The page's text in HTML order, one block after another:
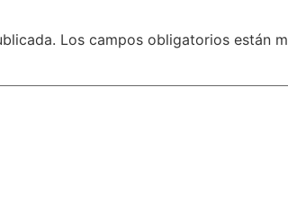
Los campos obligatorios están